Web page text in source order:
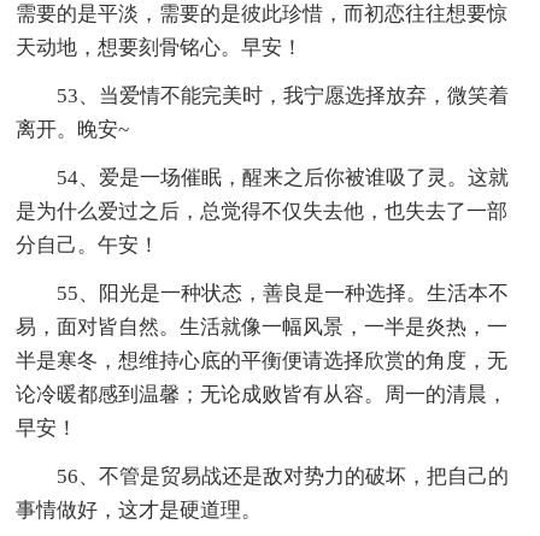
需要的是平淡，需要的是彼此珍惜，而初恋往往想要惊
天动地，想要刻骨铭心。早安！
53、当爱情不能完美时，我宁愿选择放弃，微笑着
离开。晚安~
54、爱是一场催眠，醒来之后你被谁吸了灵。这就
是为什么爱过之后，总觉得不仅失去他，也失去了一部
分自己。午安！
55、阳光是一种状态，善良是一种选择。生活本不
易，面对皆自然。生活就像一幅风景，一半是炎热，一
半是寒冬，想维持心底的平衡便请选择欣赏的角度，无
论冷暖都感到温馨；无论成败皆有从容。周一的清晨，
早安！
56、不管是贸易战还是敌对势力的破坏，把自己的
事情做好，这才是硬道理。